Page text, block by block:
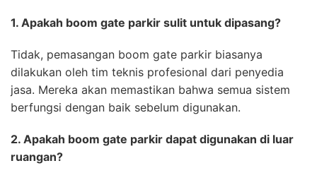
1. Apakah boom gate parkir sulit untuk dipasang?
Tidak, pemasangan boom gate parkir biasanya
dilakukan oleh tim teknis profesional dari penyedia
jasa. Mereka akan memastikan bahwa semua sistem
berfungsi dengan baik sebelum digunakan.
2. Apakah boom gate parkir dapat digunakan di luar
ruangan?